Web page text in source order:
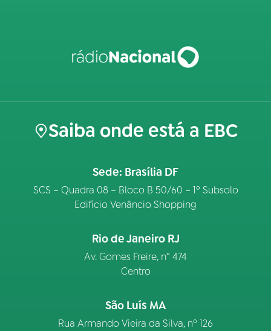
Saiba onde está a EBC
Sede: Brasília DF
SCS – Quadra 08 – Bloco B 50/60 – 1º Subsolo
Edifício Venâncio Shopping
Rio de Janeiro RJ
Av. Gomes Freire, n° 474
Centro
São Luís MA
Rua Armando Vieira da Silva, nº 126